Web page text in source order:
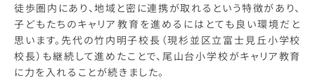
徒歩圏内にあり、地域と密に連携が取れるという特徴があり、
子どもたちのキャリア教育を進めるにはとても良い環境だと
思います。先代の竹内明子校長（現杉並区立富士見丘小学校
校長）も継続して進めたことで、尾山台小学校がキャリア教育
に力を入れることが続きました。